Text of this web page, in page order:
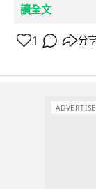
讀全文
1 分